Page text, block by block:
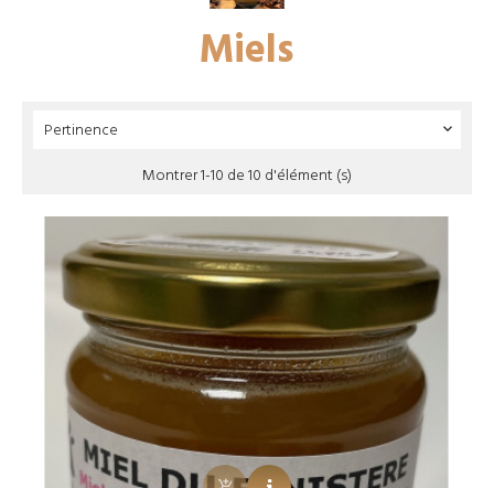
Miels
Pertinence 
Montrer 1-10 de 10 d'élément (s)